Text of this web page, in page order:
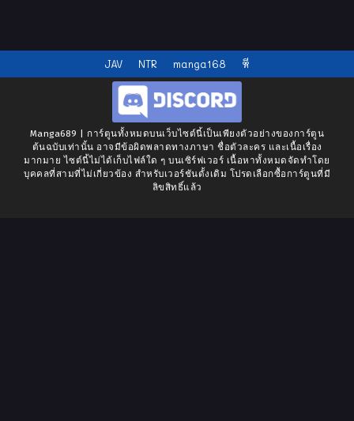
JAV NTR manga168 หี
Manga689 | การ์ตูนทั้งหมดบนเว็บไซต์นี้เป็นเพียงตัวอย่างของการ์ตูน
ต้นฉบับเท่านั้น อาจมีข้อผิดพลาดทางภาษา ชื่อตัวละคร และเนื้อเรื่อง
มากมาย ไซต์นี้ไม่ได้เก็บไฟล์ใด ๆ บนเซิร์ฟเวอร์ เนื้อหาทั้งหมดจัดทำโดย
บุคคลที่สามที่ไม่เกี่ยวข้อง สำหรับเวอร์ชันดั้งเดิม โปรดเลือกซื้อการ์ตูนที่มี
ลิขสิทธิ์แล้ว